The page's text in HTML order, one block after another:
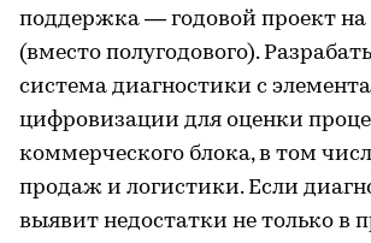
поддержка — годовой проект
(вместо полугодового).
система диагностики с
цифровизации для оценки
коммерческого блока, в том
продаж и логистики. Если
выявит недостатки не только в